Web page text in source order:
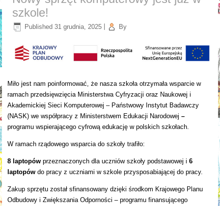
szkole!
Published 31 grudnia, 2025 By
Miło jest nam poinformować, że nasza szkoła otrzymała wsparcie w
ramach przedsięwzięcia Ministerstwa Cyfryzacji oraz Naukowej i
Akademickiej Sieci Komputerowej – Państwowy Instytut Badawczy
(NASK) we współpracy z Ministerstwem Edukacji Narodowej –
programu wspierającego cyfrową edukację w polskich szkołach.
W ramach rządowego wsparcia do szkoły trafiło:
8 laptopów przeznaczonych dla uczniów szkoły podstawowej i6
laptopów do pracy z uczniami w szkole przysposabiającej do pracy.
Zakup sprzętu został sfinansowany dzięki środkom Krajowego Planu
Odbudowy i Zwiększania Odporności – programu finansującego